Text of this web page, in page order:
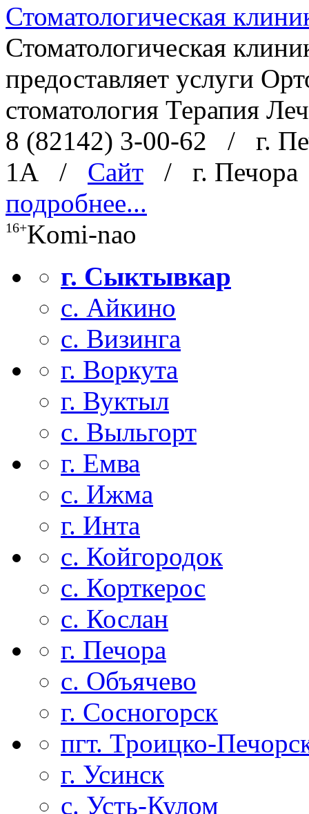
Стоматологическая
Стоматологическая
предоставляет услуги
стоматология Терапия
8 (82142) 3-00-62
/
г.
1А
/ Сайт /
г. Печора
подробнее...
16+Komi-nao
г. Сыктывкар
с. Айкино
с. Визинга
г. Воркута
г. Вуктыл
с. Выльгорт
г. Емва
с. Ижма
г. Инта
с. Койгородок
с. Корткерос
с. Кослан
г. Печора
с. Объячево
г. Сосногорск
пгт. Троицко-
г. Усинск
с. Усть-Кулом